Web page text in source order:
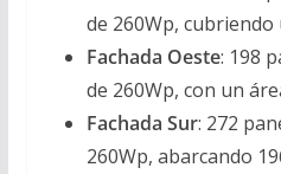
de 260Wp, cubriendo
Fachada Oeste: 198
de 260Wp, con un
Fachada Sur: 272
260Wp, abarcando